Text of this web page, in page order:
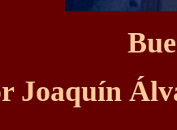
Joaquín